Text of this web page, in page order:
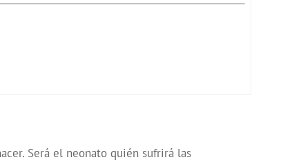
Será el neonato quién sufrirá las